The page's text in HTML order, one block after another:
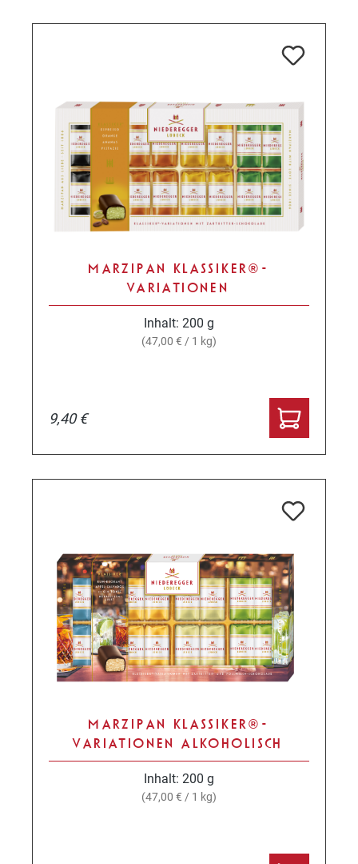
MARZIPAN KLASSIKER® -
VARIATIONEN
Inhalt: 200 g
(47,00 € / 1 kg)
9,40 €
MARZIPAN KLASSIKER® -
VARIATIONEN ALKOHOLISCH
Inhalt: 200 g
(47,00 € / 1 kg)